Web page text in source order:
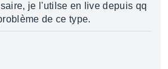
je l'utilse en live depuis qq
de ce type.